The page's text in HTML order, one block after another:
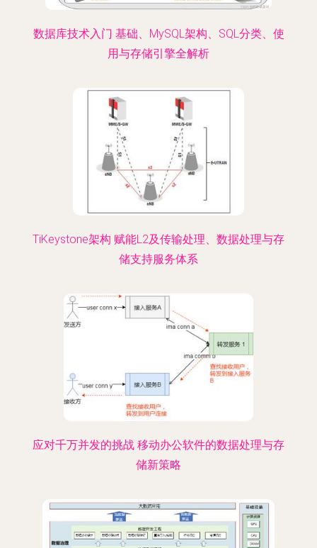
数据库技术入门 基础、MySQL架构、SQL分类、使
用与存储引擎全解析
TiKeystone架构 赋能L2及传输处理、数据处理与存
储支持服务体系
应对千万并发的挑战 移动办公软件的数据处理与存
储新策略